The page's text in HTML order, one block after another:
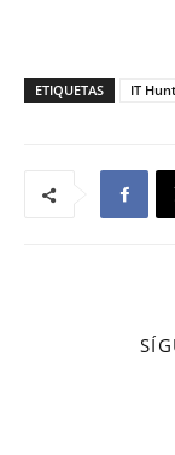
ETIQUETAS IT